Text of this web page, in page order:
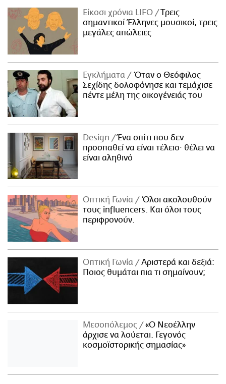
Είκοσι χρόνια LIFO
Tρεις
σημαντικοί Έλληνες μουσικοί, τρεις
μεγάλες απώλειες
Εγκλήματα
Όταν ο Θεόφιλος
Σεχίδης δολοφόνησε και τεμάχισε
πέντε μέλη της οικογένειάς του
Design
Ένα σπίτι που δεν
προσπαθεί να είναι τέλειο· θέλει να
είναι αληθινό
Οπτική Γωνία
Όλοι ακολουθούν
τους influencers. Και όλοι τους
περιφρονούν.
Οπτική Γωνία
Αριστερά και δεξιά:
Ποιος θυμάται πια τι σημαίνουν;
Μεσοπόλεμος
«Ο Νεοέλλην
άρχισε να λούεται. Γεγονός
κοσμοϊστορικής σημασίας»